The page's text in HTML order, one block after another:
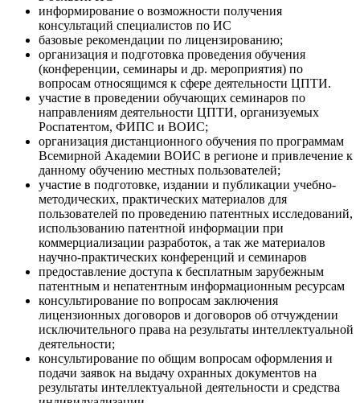
информирование о возможности получения
консультаций специалистов по ИС
базовые рекомендации по лицензированию;
организация и подготовка проведения обучения
(конференции, семинары и др. мероприятия) по
вопросам относящимся к сфере деятельности ЦПТИ.
участие в проведении обучающих семинаров по
направлениям деятельности ЦПТИ, организуемых
Роспатентом, ФИПС и ВОИС;
организация дистанционного обучения по программам
Всемирной Академии ВОИС в регионе и привлечение к
данному обучению местных пользователей;
участие в подготовке, издании и публикации учебно-
методических, практических материалов для
пользователей по проведению патентных исследований,
использованию патентной информации при
коммерциализации разработок, а так же материалов
научно-практических конференций и семинаров
предоставление доступа к бесплатным зарубежным
патентным и непатентным информационным ресурсам
консультирование по вопросам заключения
лицензионных договоров и договоров об отчуждении
исключительного права на результаты интеллектуальной
деятельности;
консультирование по общим вопросам оформления и
подачи заявок на выдачу охранных документов на
результаты интеллектуальной деятельности и средства